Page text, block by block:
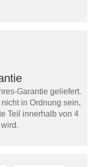
Garantie geliefert.
in Ordnung sein,
Teil innerhalb von 4